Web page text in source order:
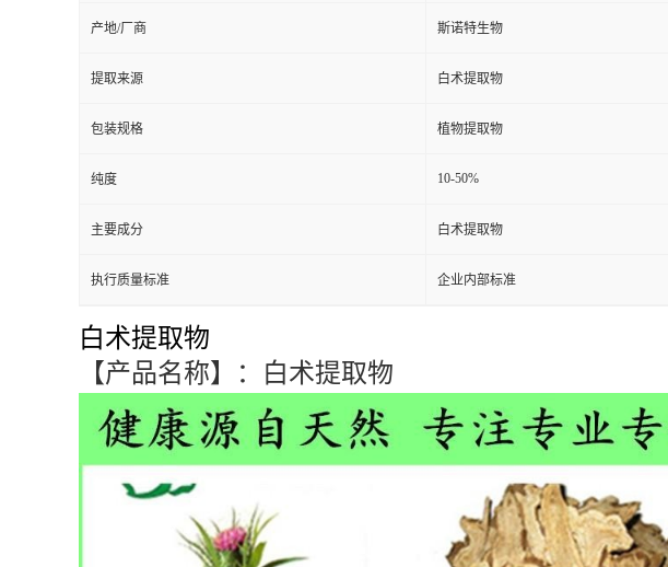
产地/厂商 斯诺特生物
提取来源 白术提取物
包装规格 植物提取物
纯度 10-50%
主要成分 白术提取物
执行质量标准 企业内部标准
白术提取物
【产品名称】：白术提取物